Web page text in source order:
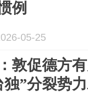
例
05-25
敦促德方
独”分裂势